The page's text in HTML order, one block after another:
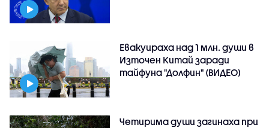
Евакуираха над 1 млн. души в
Източен Китай заради
тайфуна "Долфин" (ВИДЕО)
Четирима души загинаха при